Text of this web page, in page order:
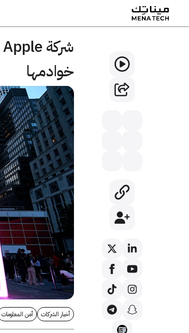
خوادمها
أخبار الشركات أمن المعلومات